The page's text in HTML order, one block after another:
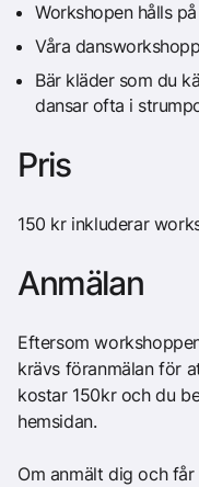
Workshopen hålls
Våra
Bär kläder som du
dansar ofta i
Pris
150 kr inkluderar
Anmälan
Eftersom
krävs föranmälan för
kostar 150kr och du
hemsidan.
Om anmält dig och